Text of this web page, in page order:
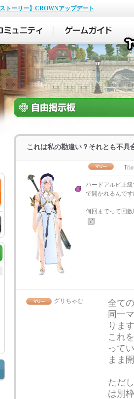
ストーリー】CROWNアップデート
これは私の勘違い？それとも不具
ハードアルビ上
で開かれるんです
何回までって回
グリちゃむ
全て
同一
りま
これ
って
まま
ただ
は別